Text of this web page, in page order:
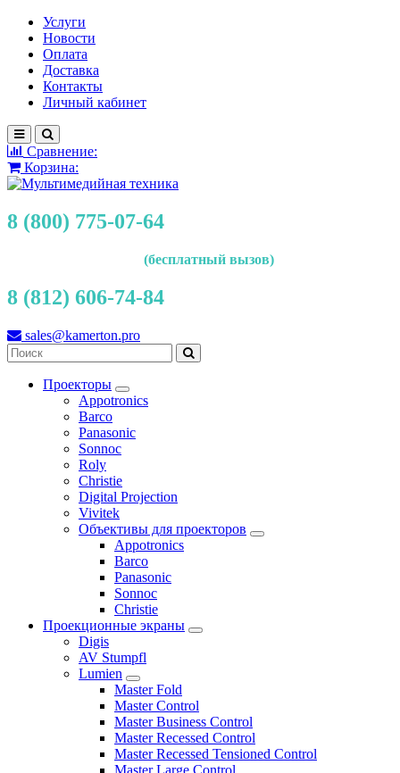
Услуги
Новости
Оплата
Доставка
Контакты
Личный кабинет
Сравнение:
Корзина:
8 (800) 775-07-64
(бесплатный вызов)
8 (812) 606-74-84
sales@kamerton.pro
Проекторы
Appotronics
Barco
Panasonic
Sonnoc
Roly
Christie
Digital Projection
Vivitek
Объективы для проекторов
Appotronics
Barco
Panasonic
Sonnoc
Сhristie
Проекционные экраны
Digis
AV Stumpfl
Lumien
Master Fold
Master Control
Master Business Control
Master Recessed Control
Master Recessed Tensioned Control
Master Large Control